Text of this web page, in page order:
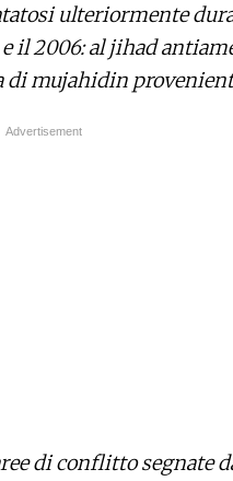
ulteriormente
il 2006: al jihad
mujahidin
di conflitto segnate